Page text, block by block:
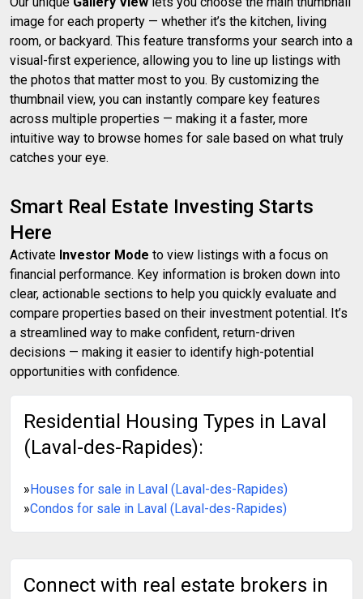
image for each property — whether it’s the kitchen, living
room, or backyard. This feature transforms your search into a
visual-first experience, allowing you to line up listings with
the photos that matter most to you. By customizing the
thumbnail view, you can instantly compare key features
across multiple properties — making it a faster, more
intuitive way to browse homes for sale based on what truly
catches your eye.
Smart Real Estate Investing Starts
Here
Activate Investor Mode to view listings with a focus on
financial performance. Key information is broken down into
clear, actionable sections to help you quickly evaluate and
compare properties based on their investment potential. It’s
a streamlined way to make confident, return-driven
decisions — making it easier to identify high-potential
opportunities with confidence.
Residential Housing Types in Laval
(Laval-des-Rapides):
» Houses for sale in Laval (Laval-des-Rapides)
»Condos for sale in Laval (Laval-des-Rapides)
Connect with real estate brokers in